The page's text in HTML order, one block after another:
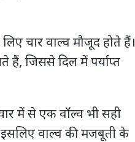
चार वाल्‍व मौजूद होते हैं।
हैं, जिससे दिल में पर्याप्‍त
में से एक वॉल्‍व भी सही
वाल्व की मजबूती के